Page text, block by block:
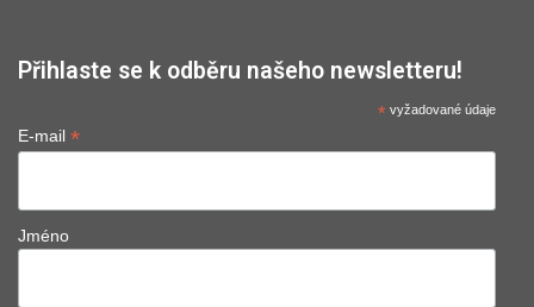
Přihlaste se k odběru našeho newsletteru!
* vyžadované údaje
E-mail *
Jméno